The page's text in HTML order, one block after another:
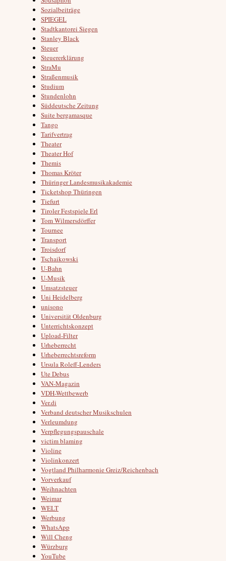
Sozialbeiträge
SPIEGEL
Stadtkantorei Siegen
Stanley Black
Steuer
Steuererklärung
StraMu
Straßenmusik
Studium
Stundenlohn
Süddeutsche Zeitung
Suite bergamasque
Tango
Tarifvertrag
Theater
Theater Hof
Themis
Thomas Kröter
Thüringer Landesmusikakademie
Ticketshop Thüringen
Tiefurt
Tiroler Festspiele Erl
Tom Wilmersdörffer
Tournee
Transport
Troisdorf
Tschaikowski
U-Bahn
U-Musik
Umsatzsteuer
Uni Heidelberg
unisono
Universität Oldenburg
Unterrichtskonzept
Upload-Filter
Urheberrecht
Urheberrechtsreform
Ursula Roleff-Lenders
Ute Debus
VAN-Magazin
VDH-Wettbewerb
Ver.di
Verband deutscher Musikschulen
Verleumdung
Verpflegungspauschale
victim blaming
Violine
Violinkonzert
Vogtland Philharmonie Greiz/Reichenbach
Vorverkauf
Weihnachten
Weimar
WELT
Werbung
WhatsApp
Will Cheng
Würzburg
YouTube